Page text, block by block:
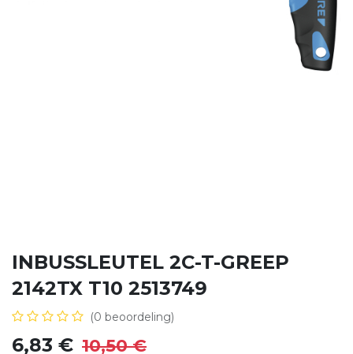
INBUSSLEUTEL 2C-T-GREEP
2142TX T10 2513749
(0 beoordeling)
6,83 € 10,50€